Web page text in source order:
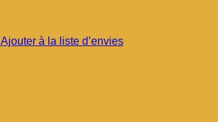
Ajouter à la liste d’envies